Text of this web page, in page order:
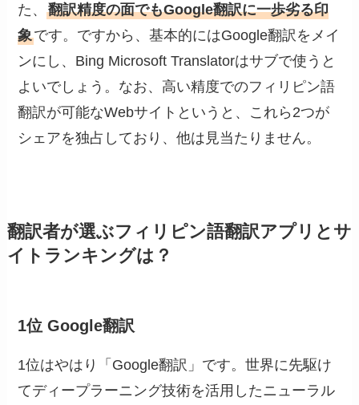
た、翻訳精度の面でもGoogle翻訳に一歩劣る印
象です。ですから、基本的にはGoogle翻訳をメイ
ンにし、Bing Microsoft Translatorはサブで使うと
よいでしょう。なお、高い精度でのフィリピン語
翻訳が可能なWebサイトというと、これら2つが
シェアを独占しており、他は見当たりません。
翻訳者が選ぶフィリピン語翻訳アプリとサ
イトランキングは？
1位 Google翻訳
1位はやはり「Google翻訳」です。世界に先駆け
てディープラーニング技術を活用したニューラル